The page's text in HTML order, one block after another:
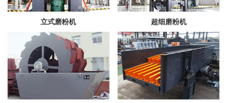
立式磨粉机 超细磨粉机